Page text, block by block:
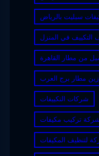
سبليت بالرياض
التكييف في المنزل
من مطار القاهرة
مطار برج العرب
شركات التكييفات
تركيب مكيفات
لتنظيف المكيفات